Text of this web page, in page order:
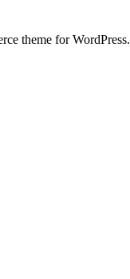
theme for WordPress.